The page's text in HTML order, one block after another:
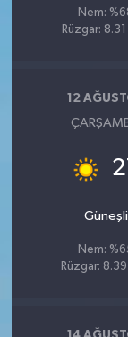
Nem:
Rüzgar:
12
Güneşli
Nem:
Rüzgar: